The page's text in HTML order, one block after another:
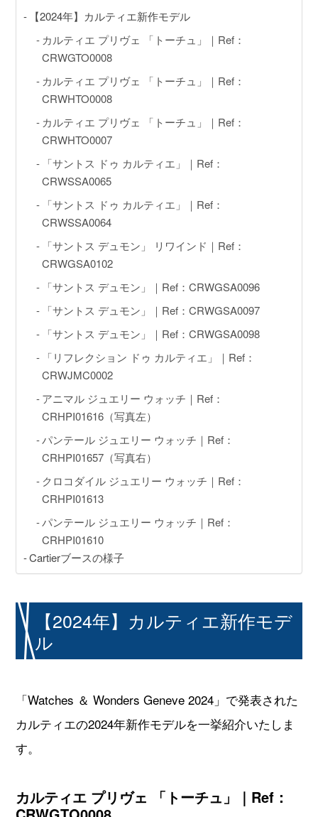
腕時計入門ガイド
腕時計メンテナンス大全
人気ランキング
腕時計クイズ
監修者一覧
動画コンテンツ
おすすめコンテンツをGINZA RASINスタッフがご紹介
GINZA RASIN Youtubeチャンネル
SNS
GINZA RASINオンラインショップ
GINZA RASIN買取サイト
GINZA RASIN店舗情報
【2024年】カルティエ新作モデル
カルティエ プリヴェ 「トーチュ」｜Ref：
CRWGTO0008
カルティエ プリヴェ 「トーチュ」｜Ref：
CRWHTO0008
カルティエ プリヴェ 「トーチュ」｜Ref：
CRWHTO0007
「サントス ドゥ カルティエ」｜Ref：
CRWSSA0065
「サントス ドゥ カルティエ」｜Ref：
CRWSSA0064
「サントス デュモン」 リワインド｜Ref：
CRWGSA0102
「サントス デュモン」｜Ref：CRWGSA0096
「サントス デュモン」｜Ref：CRWGSA0097
「サントス デュモン」｜Ref：CRWGSA0098
「リフレクション ドゥ カルティエ」｜Ref：
CRWJMC0002
アニマル ジュエリー ウォッチ｜Ref：
CRHPI01616（写真左）
パンテール ジュエリー ウォッチ｜Ref：
CRHPI01657（写真右）
クロコダイル ジュエリー ウォッチ｜Ref：
CRHPI01613
パンテール ジュエリー ウォッチ｜Ref：
CRHPI01610
Cartierブースの様子
【2024年】カルティエ新作モデ
ル
「Watches ＆ Wonders Geneve 2024」で発表された
カルティエの2024年新作モデルを一挙紹介いたしま
す。
カルティエ プリヴェ 「トーチュ」｜Ref：